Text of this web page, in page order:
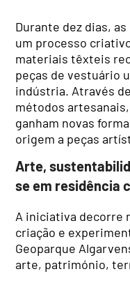
Durante dez dias,
um processo
materiais têxteis
peças de vestuário
indústria. Através
métodos
ganham novas
origem a peças
Arte,
se em residência
A iniciativa decorre
criação e
Geoparque
arte, património,